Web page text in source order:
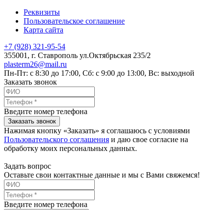
Реквизиты
Пользовательское соглашение
Карта сайта
+7 (928) 321-95-54
355001 , г. Ставрополь ул.Октябрьская 235/2
plasterm26@mail.ru
Пн-Пт: с 8:30 до 17:00, Сб: с 9:00 до 13:00, Вс: выходной
Заказать звонок
Введите номер телефона
Заказать звонок
Нажимая кнопку «Заказать» я соглашаюсь с условиями
Пользовательского соглашения и даю свое согласие на
обработку моих персональных данных.
Задать вопрос
Оставьте свои контактные данные и мы с Вами свяжемся!
Введите номер телефона